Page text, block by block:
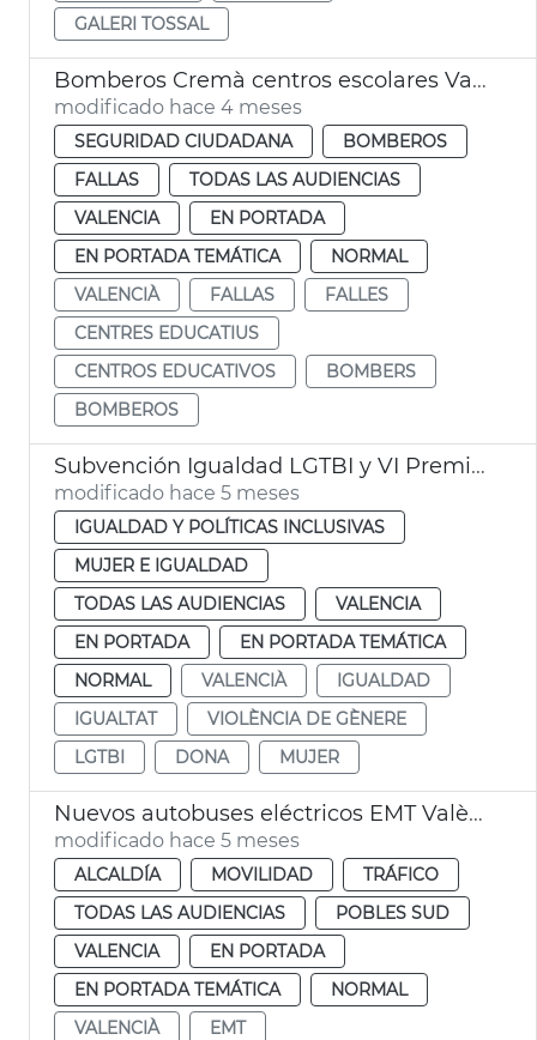
GALERI TOSSAL
Bomberos Cremà centros escolares València
modificado hace 4 meses
SEGURIDAD CIUDADANA
BOMBEROS
FALLAS
TODAS LAS AUDIENCIAS
VALENCIA
EN PORTADA
EN PORTADA TEMÁTICA
NORMAL
VALENCIÀ
FALLAS
FALLES
CENTRES EDUCATIUS
CENTROS EDUCATIVOS
BOMBERS
BOMBEROS
Subvención Igualdad LGTBI y VI Premios Igualdad València
modificado hace 5 meses
IGUALDAD Y POLÍTICAS INCLUSIVAS
MUJER E IGUALDAD
TODAS LAS AUDIENCIAS
VALENCIA
EN PORTADA
EN PORTADA TEMÁTICA
NORMAL
VALENCIÀ
IGUALDAD
IGUALTAT
VIOLÈNCIA DE GÈNERE
LGTBI
DONA MUJER
Nuevos autobuses eléctricos EMT València y nueva línea Sociópolis
modificado hace 5 meses
ALCALDÍA MOVILIDAD
TRÁFICO
TODAS LAS AUDIENCIAS
POBLES SUD
VALENCIA
EN PORTADA
EN PORTADA TEMÁTICA
NORMAL
VALENCIÀ
EMT